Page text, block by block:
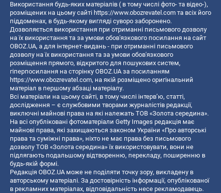
Використання будь-яких матеріалів ( в тому числі фото- та відео-),
розміщених на цьому сайті https://www.obozrevatel.com та всіх його
піддоменах, в будь-якому вигляді суворо заборонено.
Дозволяється використання при отриманні письмового дозволу
на їх використання та за умови обов'язкового посилання на сайт
OBOZ.UA, а для інтернет-видань - при отриманні письмового
дозволу на їх використання та за умови обов'язкового
розміщення прямого, відкритого для пошукових систем,
гіперпосилання на сторінку OBOZ.UA за посиланням
https://www.obozrevatel.com, на якій розміщено оригінальний
матеріал в першому абзаці матеріалу.
Всі матеріали на цьому сайті, в тому числі інтерв’ю, статті,
дослідження – є службовими творами журналістів редакції,
виключні майнові права на які належать ТОВ «Золота середина».
На всі опубліковані фотоматеріали Getty Images редакція має
майнові права, які захищаються законом України «Про авторські
права та суміжні права», ніхто не має права без письмового
дозволу ТОВ «Золота середина» їх використовувати, вони не
підлягають подальшому відтворенню, перекладу, поширенню в
будь-якій формі.
Редакція OBOZ.UA може не поділяти точку зору, викладену в
авторському матеріалі. За достовірність інформації, опублікованої
в рекламних матеріалах, відповідальність несе рекламодавець.